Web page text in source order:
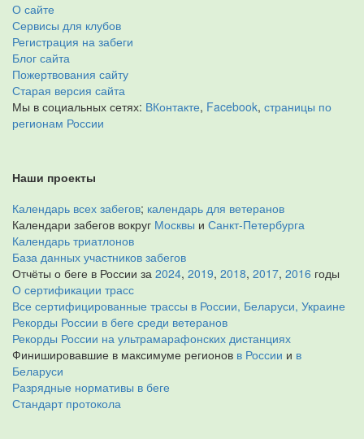
О сайте
Сервисы для клубов
Регистрация на забеги
Блог сайта
Пожертвования сайту
Старая версия сайта
Мы в социальных сетях: ВКонтакте, Facebook, страницы по
регионам России
Наши проекты
Календарь всех забегов; календарь для ветеранов
Календари забегов вокруг Москвы и Санкт-Петербурга
Календарь триатлонов
База данных участников забегов
Отчёты о беге в России за 2024, 2019, 2018, 2017, 2016 годы
О сертификации трасс
Все сертифицированные трассы в России, Беларуси, Украине
Рекорды России в беге среди ветеранов
Рекорды России на ультрамарафонских дистанциях
Финишировавшие в максимуме регионов в России и в
Беларуси
Разрядные нормативы в беге
Стандарт протокола